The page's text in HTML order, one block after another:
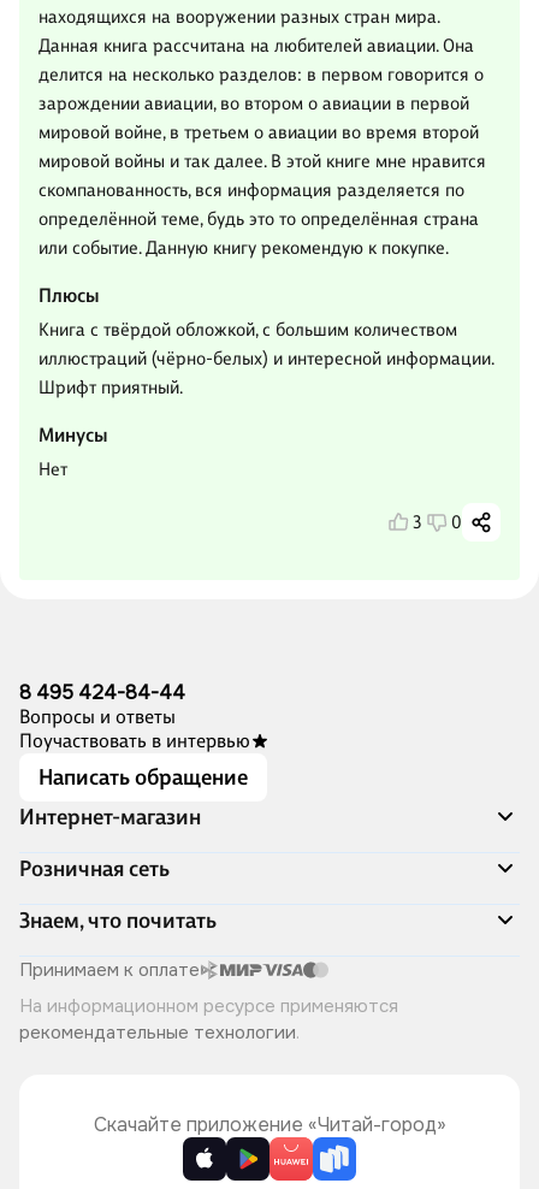
находящихся на вооружении разных стран мира.
Данная книга рассчитана на любителей авиации. Она
делится на несколько разделов: в первом говорится о
зарождении авиации, во втором о авиации в первой
мировой войне, в третьем о авиации во время второй
мировой войны и так далее. В этой книге мне нравится
скомпанованность, вся информация разделяется по
определённой теме, будь это то определённая страна
или событие. Данную книгу рекомендую к покупке.
Плюсы
Книга с твёрдой обложкой, с большим количеством
иллюстраций (чёрно-белых) и интересной информации.
Шрифт приятный.
Минусы
Нет
3 0
8 495 424-84-44
Вопросы и ответы
Поучаствовать в интервью
Написать обращение
Интернет-магазин
Акции
Доставка и оплата
Программа лояльности
Подарочные сертификаты
Правила продажи
Политика конфиденциальности
Розничная сеть
Адреса магазинов
Книжный Дозор
О компании
Читай-город для бизнеса
Хотите у нас работать?
Знаем, что почитать
Скоро в продаже
Лучшие из лучших
Читай-журнал
Принимаем к оплате
На информационном ресурсе применяются
рекомендательные технологии.
Скачайте приложение «Читай-город»